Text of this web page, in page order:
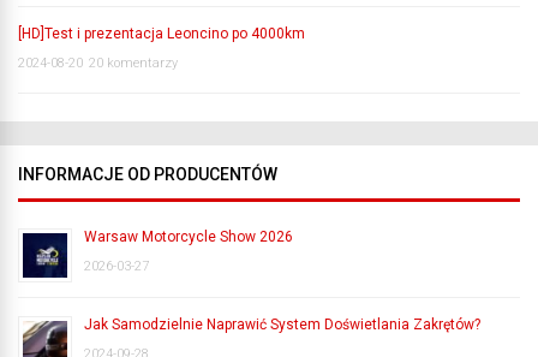
[HD]Test i prezentacja Leoncino po 4000km
2024-08-20 20 komentarzy
INFORMACJE OD PRODUCENTÓW
Warsaw Motorcycle Show 2026
2026-03-27
Jak Samodzielnie Naprawić System Doświetlania Zakrętów?
2024-09-28